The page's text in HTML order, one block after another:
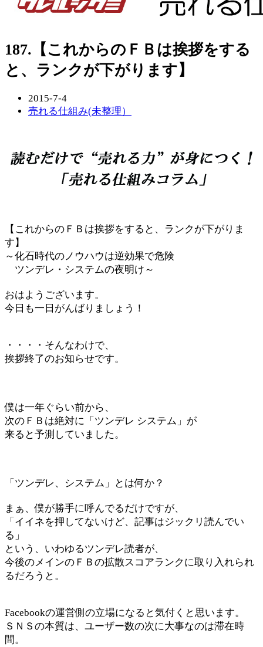
187.【これからのＦＢは挨拶をする
と、ランクが下がります】
2015-7-4
売れる仕組み(未整理）
【これからのＦＢは挨拶をすると、ランクが下がりま
す】
～化石時代のノウハウは逆効果で危険
ツンデレ・システムの夜明け～
おはようございます。
今日も一日がんばりましょう！
・・・・そんなわけで、
挨拶終了のお知らせです。
僕は一年ぐらい前から、
次のＦＢは絶対に「ツンデレ システム」が
来ると予測していました。
「ツンデレ、システム」とは何か？
まぁ、僕が勝手に呼んでるだけですが、
「イイネを押してないけど、記事はジックリ読んでい
る」
という、いわゆるツンデレ読者が、
今後のメインのＦＢの拡散スコアランクに取り入れられ
るだろうと。
Facebookの運営側の立場になると気付くと思います。
ＳＮＳの本質は、ユーザー数の次に大事なのは滞在時
間。